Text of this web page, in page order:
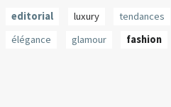
editorial luxury tendances
élégance
glamour fashion